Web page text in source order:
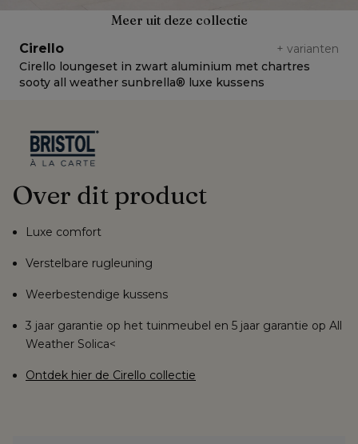
Meer uit deze collectie
Cirello + varianten
Cirello loungeset in zwart aluminium met chartres
sooty all weather sunbrella® luxe kussens
Over dit product
Luxe comfort
Verstelbare rugleuning
Weerbestendige kussens
3 jaar garantie op het tuinmeubel en 5 jaar garantie op All
Weather Solica<
Ontdek hier de Cirello collectie